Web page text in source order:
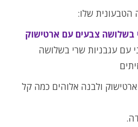
הטבעונית שלו:
בשלושה צבעים עם ארטישוק
עם עגבניות שרי בשלושה
ולבנה אלוהים כמה קל